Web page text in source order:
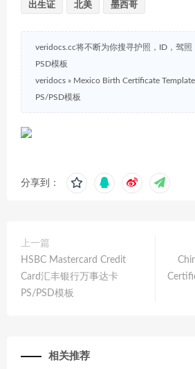
出生证 北美 墨西哥
veridocs.cc将不断为你搜寻护照，ID，驾照
PSD模板
veridocs » Mexico Birth Certificate
PS/PSD模板
分享到：
上一篇
HSBC Mastercard Credit
Card汇丰银行万事达卡
PS/PSD模板
相关推荐